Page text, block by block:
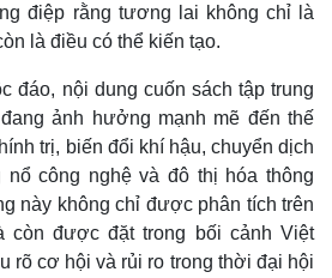
điệp rằng tương lai không chỉ là
là điều có thể kiến tạo.
đáo, nội dung cuốn sách tập trung
ảnh hưởng mạnh mẽ đến thế
trị, biến đổi khí hậu, chuyển dịch
nổ công nghệ và đô thị hóa thông
này không chỉ được phân tích trên
còn được đặt trong bối cảnh Việt
rõ cơ hội và rủi ro trong thời đại hội